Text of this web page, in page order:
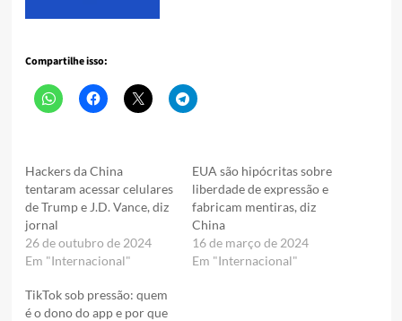
Compartilhe isso:
Hackers da China
tentaram acessar celulares
de Trump e J.D. Vance, diz
jornal
26 de outubro de 2024
Em "Internacional"
EUA são hipócritas sobre
liberdade de expressão e
fabricam mentiras, diz
China
16 de março de 2024
Em "Internacional"
TikTok sob pressão: quem
é o dono do app e por que